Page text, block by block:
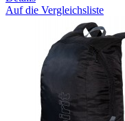
Auf die Vergleichsliste